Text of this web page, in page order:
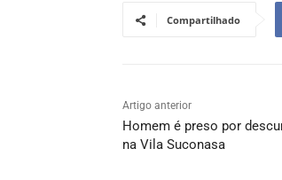
Compartilhado
Artigo anterior
Homem é preso por
na Vila Suconasa